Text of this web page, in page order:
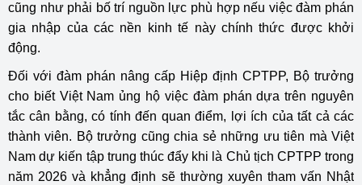
cũng như phải bố trí nguồn lực phù hợp nếu việc đàm phán
gia nhập của các nền kinh tế này chính thức được khởi
động.
Đối với đàm phán nâng cấp Hiệp định CPTPP, Bộ trưởng
cho biết Việt Nam ủng hộ việc đàm phán dựa trên nguyên
tắc cân bằng, có tính đến quan điểm, lợi ích của tất cả các
thành viên. Bộ trưởng cũng chia sẻ những ưu tiên mà Việt
Nam dự kiến tập trung thúc đẩy khi là Chủ tịch CPTPP trong
năm 2026 và khẳng định sẽ thường xuyên tham vấn Nhật